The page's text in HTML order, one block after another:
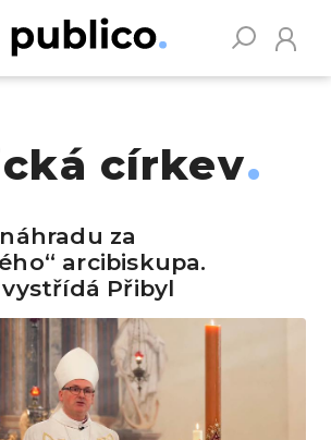
církev
za
arcibiskupa.
Přibyl
na Publiku